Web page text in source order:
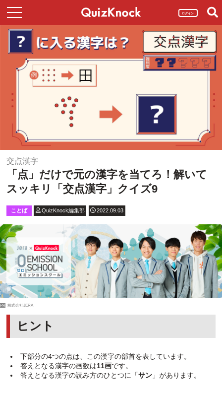
ログイン
交点漢字
「点」だけで元の漢字を当てろ！解いて
スッキリ「交点漢字」クイズ9
ことば QuizKnock編集部 2022.09.03
PR 株式会社JERA
ヒント
下部分の4つの点は、この漢字の部首を表しています。
答えとなる漢字の画数は11画です。
答えとなる漢字の読み方のひとつに「サン」があります。